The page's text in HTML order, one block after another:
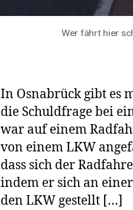
Wer fährt hier
In Osnabrück gibt es
die Schuldfrage bei
war auf einem
von einem LKW
dass sich der
indem er sich an
den LKW gestellt […]